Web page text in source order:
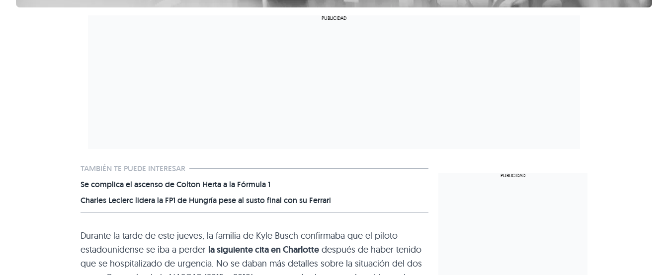
TAMBIÉN TE PUEDE INTERESAR
Se complica el ascenso de Colton Herta a la Fórmula 1
Charles Leclerc lidera la FP1 de Hungría pese al susto final con su Ferrari
Durante la tarde de este jueves, la familia de Kyle Busch confirmaba que el piloto
estadounidense se iba a perder la siguiente cita en Charlotte después de haber tenido
que se hospitalizado de urgencia. No se daban más detalles sobre la situación del dos